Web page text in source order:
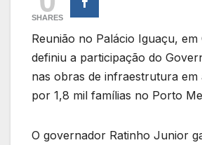
SHARES
Reunião no Palácio Iguaçu, em
definiu a participação do
nas obras de infraestrutura em
por 1,8 mil famílias no Porto
O governador Ratinho Junior